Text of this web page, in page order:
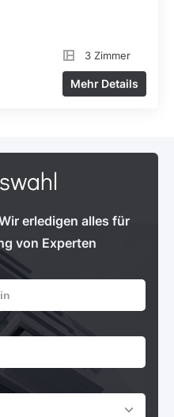
3 Zimmer
Mehr Details
erledigen alles für
von Experten